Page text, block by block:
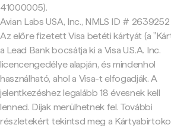
41000005).
Avian Labs USA, Inc., NMLS ID # 2639252
Az előre fizetett Visa betéti kártyát (a
a Lead Bank bocsátja ki a Visa U.S.A. Inc.
licencengedélye alapján, és mindenhol
használható, ahol a Visa-t elfogadják. A
jelentkezéshez legalább 18 évesnek kell
lenned. Díjak merülhetnek fel. További
részletekért tekintsd meg a